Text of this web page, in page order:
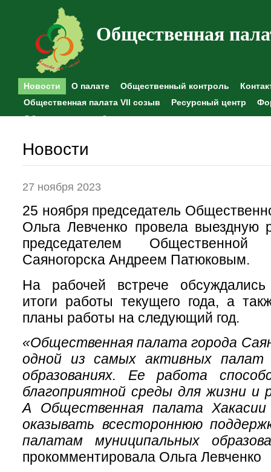
Общественная
Новости О палате Общественный контроль
Общественная палата VII созыв
Ресурсный центр
Общественные наблюдения
Новости
27 ноября 2023
25 ноября председатель
Ольга Левченко провела выездную
председателем
Саяногорска Андреем Патюковым.
На рабочей встрече обсуждались
итоги работы текущего года, а
планы работы на следующий год.
«Общественная палата города
одной из самых активных палат
образованиях. Ее работа
благоприятной среды для жизни и
А Общественная палата
оказывать всестороннюю
палатам муниципальных
прокомментировала Ольга Левченко